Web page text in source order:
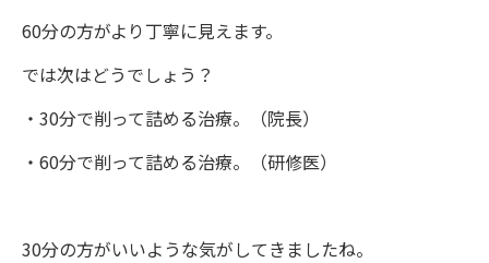
60分の方がより丁寧に見えます。
では次はどうでしょう？
・30分で削って詰める治療。（院長）
・60分で削って詰める治療。（研修医）
30分の方がいいような気がしてきましたね。